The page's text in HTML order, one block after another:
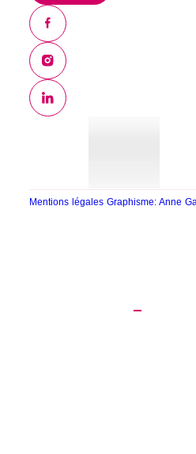
Mentions légalesGraphisme: Anne